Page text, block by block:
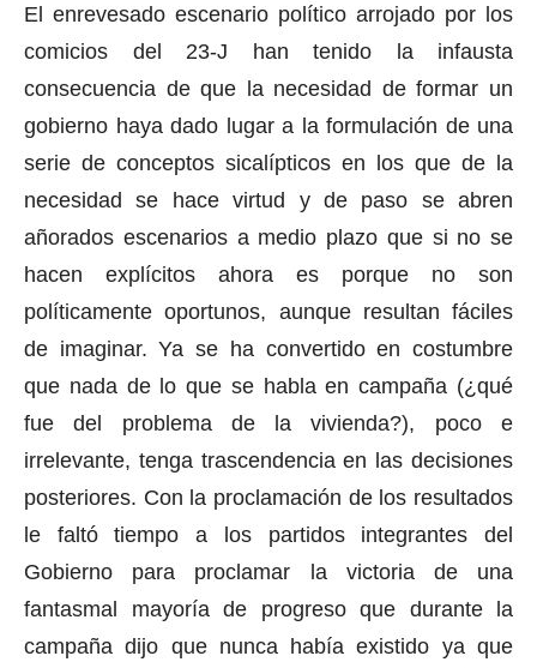
El enrevesado escenario político arrojado por los
comicios del 23-J han tenido la infausta
consecuencia de que la necesidad de formar un
gobierno haya dado lugar a la formulación de una
serie de conceptos sicalípticos en los que de la
necesidad se hace virtud y de paso se abren
añorados escenarios a medio plazo que si no se
hacen explícitos ahora es porque no son
políticamente oportunos, aunque resultan fáciles
de imaginar. Ya se ha convertido en costumbre
que nada de lo que se habla en campaña (¿qué
fue del problema de la vivienda?), poco e
irrelevante, tenga trascendencia en las decisiones
posteriores. Con la proclamación de los resultados
le faltó tiempo a los partidos integrantes del
Gobierno para proclamar la victoria de una
fantasmal mayoría de progreso que durante la
campaña dijo que nunca había existido ya que